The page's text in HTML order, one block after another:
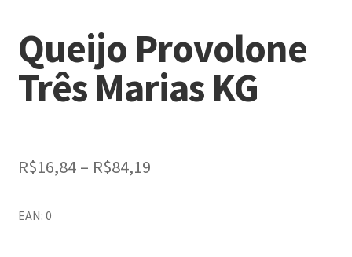
Queijo Provolone
Três Marias KG
R$16,84 – R$84,19Faixa
EAN: 0